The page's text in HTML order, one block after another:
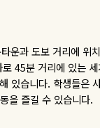
운과 도보 거리에 위
로45분 거리에 있는
있습니다. 학생들은
을 즐길 수 있습니다.